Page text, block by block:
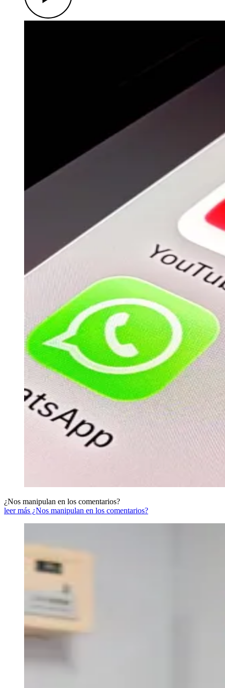
¿Nos manipulan en los comentarios?
leer más ¿Nos manipulan en los comentarios?